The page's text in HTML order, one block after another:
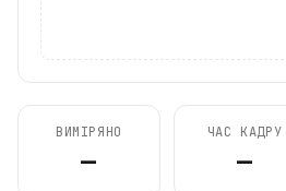
ВИМІРЯНО
—
ЧАС КАДРУ
—